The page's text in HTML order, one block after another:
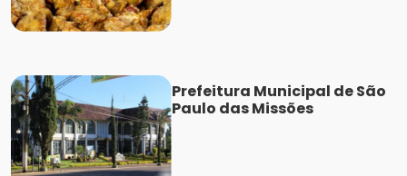
Prefeitura Municipal de São
Paulo das Missões